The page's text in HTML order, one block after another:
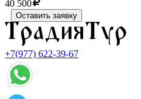
40 500
Оставить заявку
+7(977) 622-39-67